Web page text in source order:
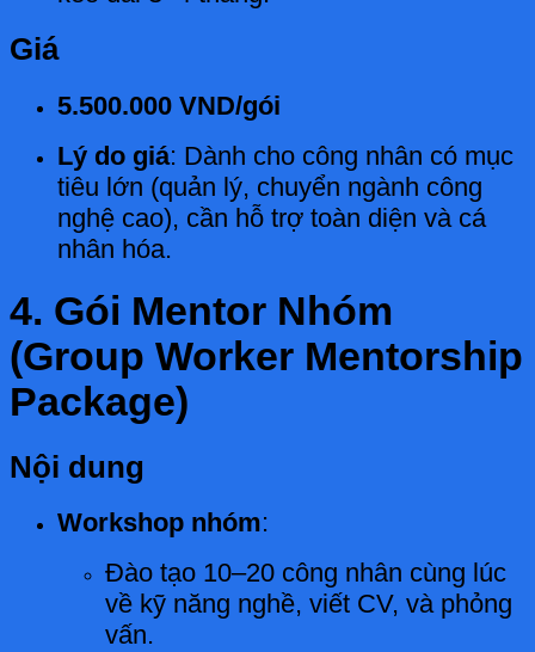
Giá
5.500.000 VND/gói
Lý do giá: Dành cho công nhân có mục
tiêu lớn (quản lý, chuyển ngành công
nghệ cao), cần hỗ trợ toàn diện và cá
nhân hóa.
4. Gói Mentor Nhóm
(Group Worker Mentorship
Package)
Nội dung
Workshop nhóm:
Đào tạo 10–20 công nhân cùng lúc
về kỹ năng nghề, viết CV, và phỏng
vấn.